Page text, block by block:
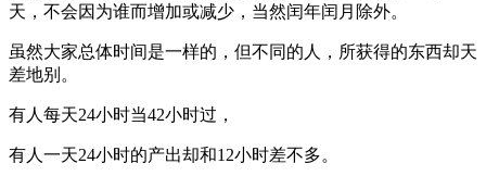
天，不会因为谁而增加或减少，当然闰年闰月除外。
虽然大家总体时间是一样的，但不同的人，所获得的东西却天
差地别。
有人每天24小时当42小时过，
有人一天24小时的产出却和12小时差不多。